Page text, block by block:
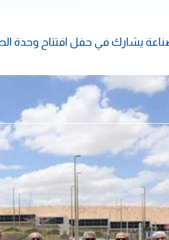
يشارك في حفل افتتاح وحدة